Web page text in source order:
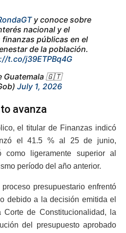
y conoce sobre
nacional y el
públicas en el
de la población.
t.co/j39ETPBq4G
Guatemala 🇬🇹
July 1, 2026
avanza
el titular de Finanzas indicó
el 41.5 % al 25 de junio,
como ligeramente superior al
período del año anterior.
presupuestario enfrentó
debido a la decisión emitida el
de Constitucionalidad, la
del presupuesto aprobado